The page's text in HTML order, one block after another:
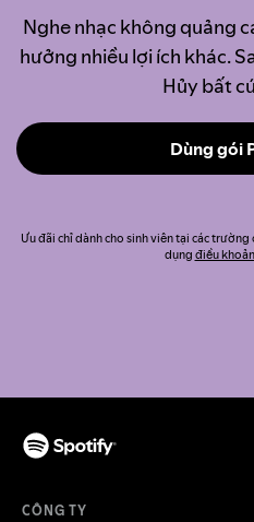
Nghe nhạc không quảng
hưởng nhiều lợi ích khác.
Hủy bất
Dùng gói
Ưu đãi chỉ dành cho sinh viên tại các
dụng điều
CÔNG TY